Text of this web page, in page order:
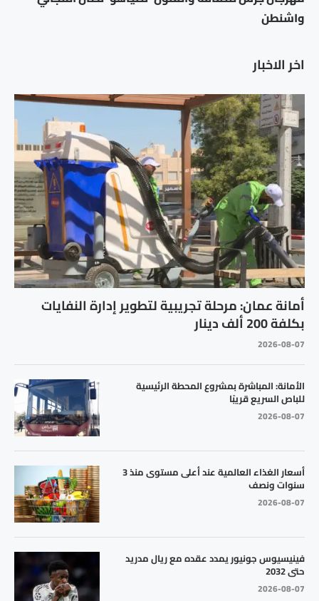
اخر الاخبار
أمانة عمان: مرحلة تجريبية لتطوير إدارة النفايات
بكلفة 200 ألف دينار
2026-08-07
الأمانة: المباشرة بمشروع المحطة الرئيسية
للباص السريع قريبًا
2026-08-07
أسعار الغذاء العالمية عند أعلى مستوى منذ 3
سنوات ونصف
2026-08-07
فينيسيوس جونيور يمدد عقده مع ريال مدريد
حتى 2032
2026-08-07
واشنطن